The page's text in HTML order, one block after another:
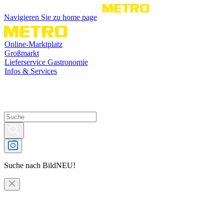
Navigieren Sie zu home page
Online-Marktplatz
Großmarkt
Lieferservice Gastronomie
Infos & Services
Suche nach BildNEU!